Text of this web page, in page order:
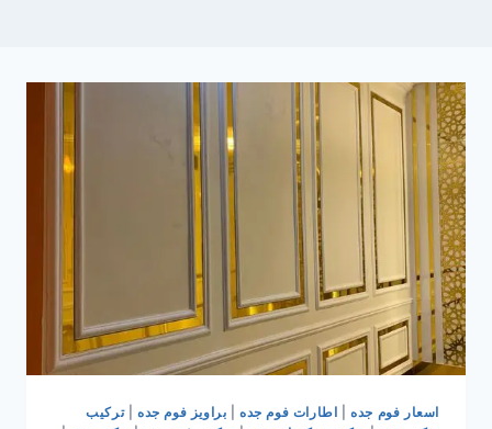
اسعار فوم جده| اطارات فوم جده| براويز فوم جده |تركيب